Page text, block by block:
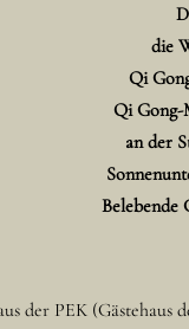
die
Qi
Qi Gong-
an der
Belebende
der PEK (Gästehaus